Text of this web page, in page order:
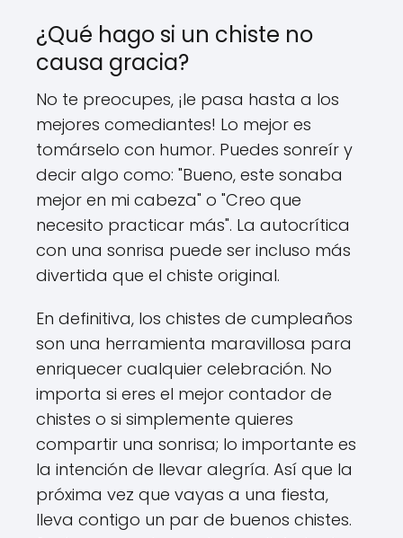
¿Qué hago si un chiste no
causa gracia?
No te preocupes, ¡le pasa hasta a los
mejores comediantes! Lo mejor es
tomárselo con humor. Puedes sonreír y
decir algo como: "Bueno, este sonaba
mejor en mi cabeza" o "Creo que
necesito practicar más". La autocrítica
con una sonrisa puede ser incluso más
divertida que el chiste original.
En definitiva, los chistes de cumpleaños
son una herramienta maravillosa para
enriquecer cualquier celebración. No
importa si eres el mejor contador de
chistes o si simplemente quieres
compartir una sonrisa; lo importante es
la intención de llevar alegría. Así que la
próxima vez que vayas a una fiesta,
lleva contigo un par de buenos chistes.